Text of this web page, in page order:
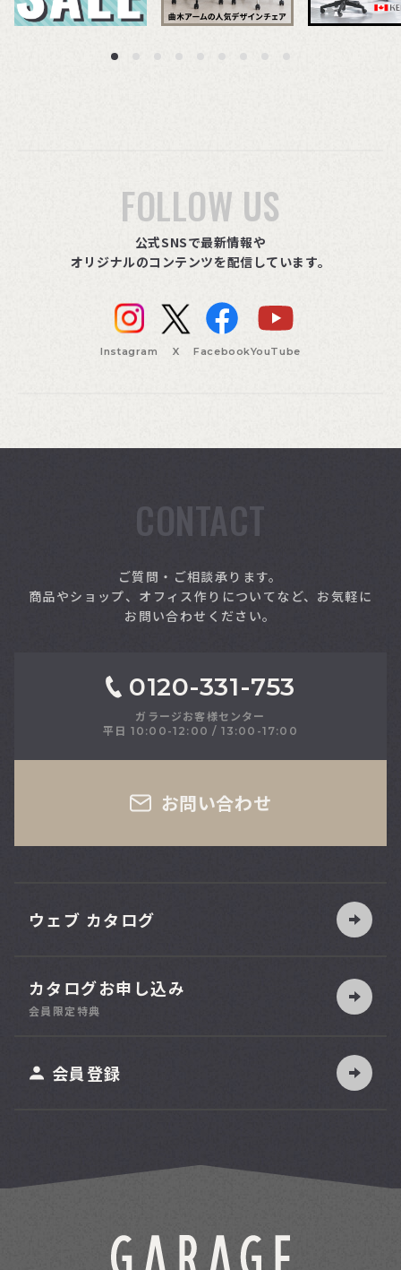
FOLLOW US
公式SNSで最新情報や
オリジナルのコンテンツを配信しています。
Instagram X FacebookYouTube
CONTACT
ご質問・ご相談承ります。
商品やショップ、オフィス作りについてなど、お気軽に
お問い合わせください。
0120-331-753
ガラージお客様センター
平日 10:00-12:00 / 13:00-17:00
お問い合わせ
ウェブ カタログ
カタログお申し込み
会員限定特典
会員登録